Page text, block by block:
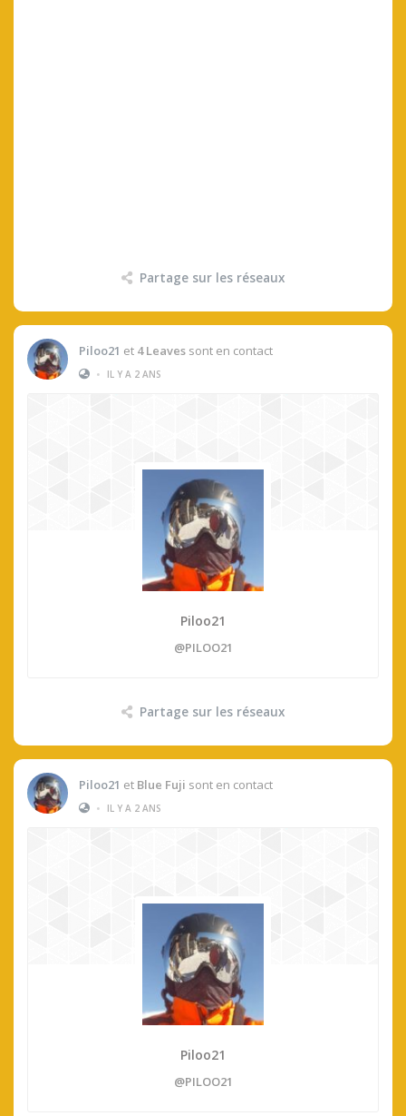
Partage sur les réseaux
Piloo21 et 4 Leaves sont en contact
•
IL Y A 2 ANS
Piloo21
@PILOO21
Partage sur les réseaux
Piloo21 et Blue Fuji sont en contact
•
IL Y A 2 ANS
Piloo21
@PILOO21